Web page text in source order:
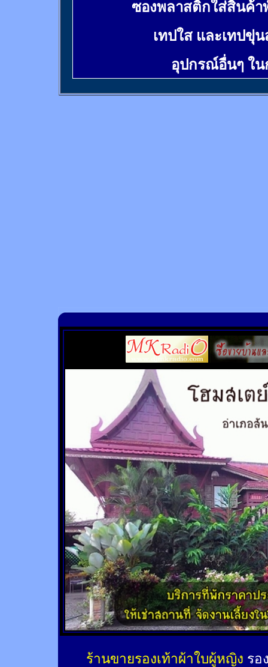
ซองพลาสติกใส่สินค้า
เทปใส และเทปขุ่
อุปกรณ์อื่นๆ ใ
ร้านขายรองเท้าผ้าใบผู้หญิง รอ